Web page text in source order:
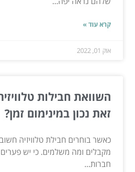
קרא עוד »
אוק 01, 2022
השוואת חבילות
זאת נכון במינימום זמן?
כאשר בוחרים חבילת טלוויזיה
מקבלים ומה משלמים. כי יש
חברות...